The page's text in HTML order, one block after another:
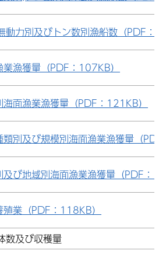
動力別及びトン数別漁船数（PDF：
業漁獲量（PDF：107KB）
海面漁業漁獲量（PDF：121KB）
類別及び規模別海面漁業漁獲量（
及び地域別海面漁業漁獲量（PDF：
殖業（PDF：118KB）
数及び収穫量